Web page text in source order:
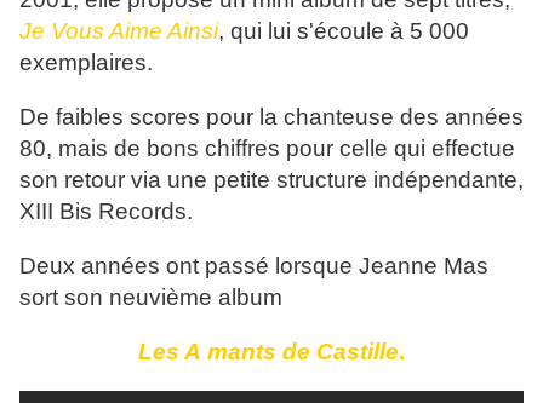
Je Vous Aime Ainsi, qui lui s'écoule à 5 000
exemplaires.
De faibles scores pour la chanteuse des années
80, mais de bons chiffres pour celle qui effectue
son retour via une petite structure indépendante,
XIII Bis Records.
Deux années ont passé lorsque Jeanne Mas
sort son neuvième album
Les A mants de Castille.